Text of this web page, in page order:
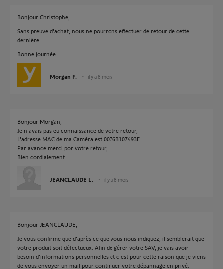
Bonjour Christophe,
Sans preuve d'achat, nous ne pourrons effectuer de retour de cette
dernière.
Bonne journée.
Morgan F. il y a 8 mois
Bonjour Morgan,
Je n'avais pas eu connaissance de votre retour,
L'adresse MAC de ma Caméra est 0076B107493E
Par avance merci por votre retour,
Bien cordialement.
JEANCLAUDE L. il y a 8 mois
Bonjour JEANCLAUDE,
Je vous confirme que d'après ce que vous nous indiquez, il semblerait que
votre produit soit défectueux. Afin de gérer votre SAV, je vais avoir
besoin d'informations personnelles et c'est pour cette raison que je viens
de vous envoyer un mail pour continuer votre dépannage en privé.